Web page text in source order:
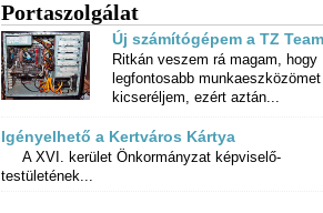
Portaszolgálat
Új számítógépem a TZ
Ritkán veszem rá magam, hogy
legfontosabb munkaeszközömet
kicseréljem, ezért aztán...
Igényelhető a Kertváros Kártya
A XVI. kerület Önkormányzat képviselő-
testületének...